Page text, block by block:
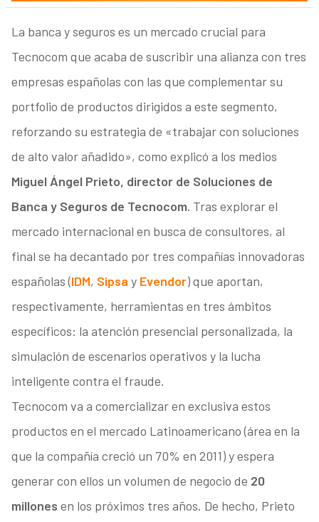
La banca y seguros es un mercado crucial para
Tecnocom que acaba de suscribir una alianza con tres
empresas españolas con las que complementar su
portfolio de productos dirigidos a este segmento,
reforzando su estrategia de «trabajar con soluciones
de alto valor añadido», como explicó a los medios
Miguel Ángel Prieto, director de Soluciones de
Banca y Seguros de Tecnocom. Tras explorar el
mercado internacional en busca de consultores, al
final se ha decantado por tres compañías innovadoras
españolas (IDM, Sipsa y Evendor) que aportan,
respectivamente, herramientas en tres ámbitos
específicos: la atención presencial personalizada, la
simulación de escenarios operativos y la lucha
inteligente contra el fraude.
Tecnocom va a comercializar en exclusiva estos
productos en el mercado Latinoamericano (área en la
que la compañía creció un 70% en 2011) y espera
generar con ellos un volumen de negocio de 20
millones en los próximos tres años. De hecho, Prieto